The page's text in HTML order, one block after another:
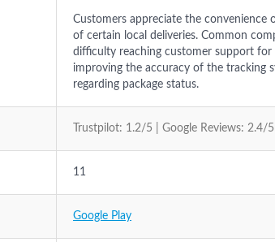
Customers appreciate the convenience
of certain local deliveries. Common
difficulty reaching customer support for
improving the accuracy of the tracking
regarding package status.
Trustpilot: 1.2/5 | Google Reviews:
11
Google Play